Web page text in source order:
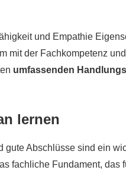
und Empathie
mit der Fachkompetenz
umfassenden
lernen
Abschlüsse sind ein
fachliche Fundament, das